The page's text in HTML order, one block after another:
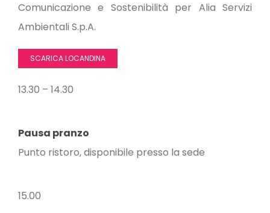
Comunicazione e Sostenibilità per Alia Servizi
Ambientali S.p.A.
SCARICA LOCANDINA
13.30 – 14.30
Pausa pranzo
Punto ristoro, disponibile presso la sede
15.00